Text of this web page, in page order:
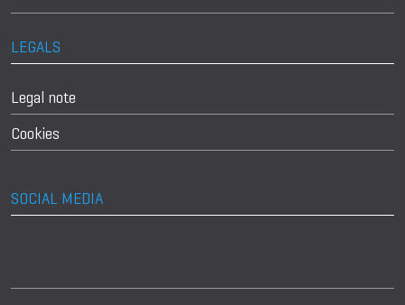
LEGALS
Legal note
Cookies
SOCIAL MEDIA